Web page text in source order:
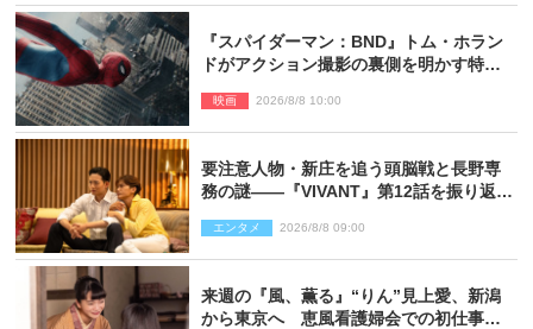
『スパイダーマン：BND』トム・ホラン
ドがアクション撮影の裏側を明かす特別
映画 2026/8/8 10:00
要注意人物・新庄を追う頭脳戦と長野専
務の謎――『VIVANT』第12話を振り返
エンタメ 2026/8/8 09:00
来週の『風、薫る』“りん”見上愛、新潟
から東京へ 恵風看護婦会での初仕事に